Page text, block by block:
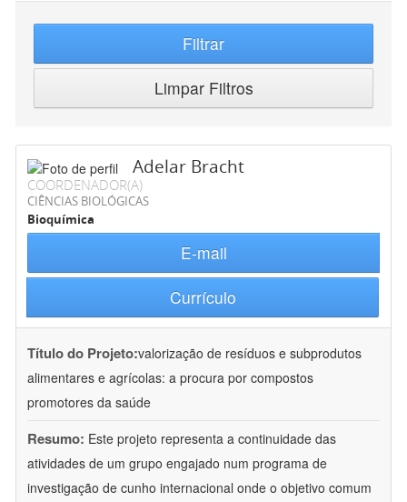
Filtrar
Limpar Filtros
Adelar Bracht
COORDENADOR(A)
CIÊNCIAS BIOLÓGICAS
Bioquímica
E-mail
Currículo
Título do Projeto:valorização de resíduos e subprodutos
alimentares e agrícolas: a procura por compostos
promotores da saúde
Resumo: Este projeto representa a continuidade das
atividades de um grupo engajado num programa de
investigação de cunho internacional onde o objetivo comum